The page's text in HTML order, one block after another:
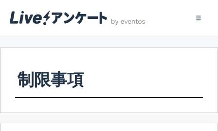
ス
制限事項